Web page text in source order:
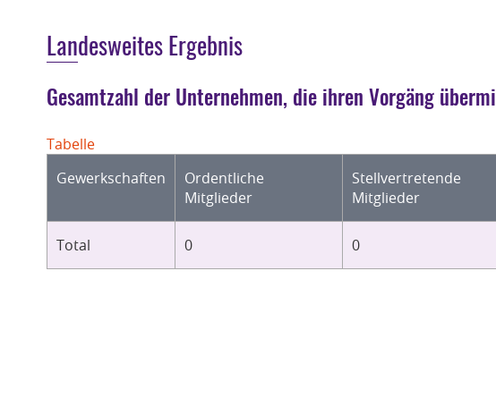
Landesweites Ergebnis
Gesamtzahl der Unternehmen, die ihren Vorgäng
Tabelle
Gewerkschaften
Ordentliche
Mitglieder
Stellvertretende
Mitglieder
Total 0 0